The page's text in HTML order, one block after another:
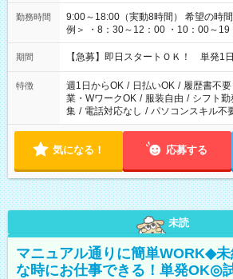
勤務時間
9:00～18:00（実動8時間） 希望の時間帯を選べます！ ＜シフト
例＞ ・8：30～12：00 ・10：00～
・13：00～22：00 ・22：00～翌6：
期間 【急募】即日スタートＯＫ！ 単発1
特徴 週1日からOK / 日払いOK / 履歴書不要
業・WワークOK / 服装自由 / シフト勤
集 / 電話対応なし / パソコンスキル不
気になる！ 応募する
未読
マニュアル通りに簡単WORK◆未
な時にお仕事できる！単発OK◎